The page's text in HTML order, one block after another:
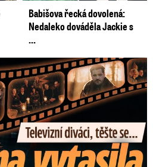
Babišova řecká dovolená:
Nedaleko dováděla Jackie s
...
Další Zrádci a žhavé novinky